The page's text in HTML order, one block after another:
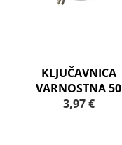
KLJUČAVNICA
VARNOSTNA 50
3,97 €